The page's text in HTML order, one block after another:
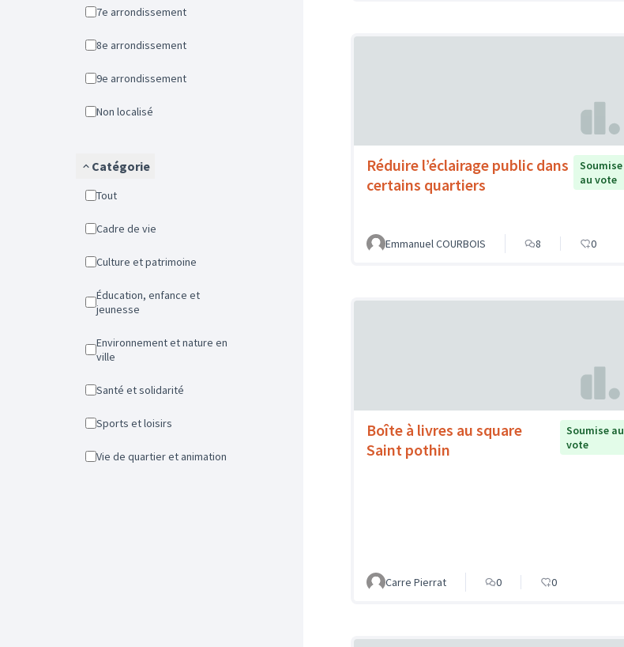
7e arrondissement
8e arrondissement
9e arrondissement
Non localisé
Catégorie
Tout
Cadre de vie
Culture et patrimoine
Éducation, enfance et
jeunesse
Environnement et nature en
ville
Santé et solidarité
Sports et loisirs
Vie de quartier et animation
Réduire l’éclairage public dans
certains quartiers
Soumise
au vote
Emmanuel COURBOIS 8 0
Boîte à livres au square
Saint pothin
Soumise au
vote
Carre Pierrat 0 0